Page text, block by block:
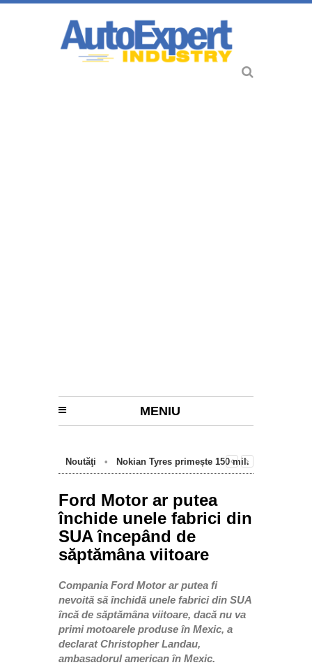
MENIU
Noutăţi •
Nokian Tyres primește 150 mil.
cu emisii zero de la Oradea
Ford Motor ar putea
închide unele fabrici din
SUA începând de
săptămâna viitoare
Compania Ford Motor ar putea fi
nevoită să închidă unele fabrici din SUA
încă de săptămâna viitoare, dacă nu va
primi motoarele produse în Mexic, a
declarat Christopher Landau,
ambasadorul american în Mexic.